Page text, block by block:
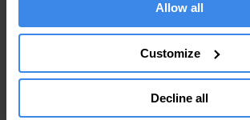
Allow all
Customize
Decline all
Share this article: